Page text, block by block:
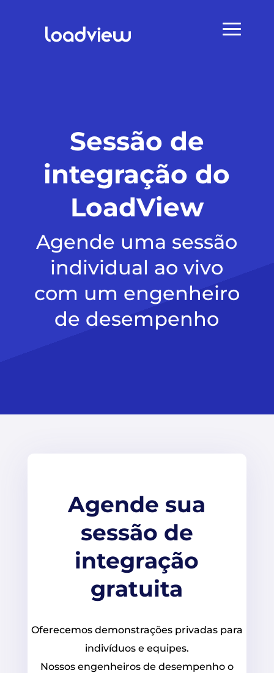
Sessão de
integração do
LoadView
Agende uma sessão
individual ao vivo
com um engenheiro
de desempenho
Agende sua
sessão de
integração
gratuita
Oferecemos demonstrações privadas para
indivíduos e equipes.
Nossos engenheiros de desempenho o